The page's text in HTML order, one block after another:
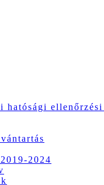
hatósági
2024